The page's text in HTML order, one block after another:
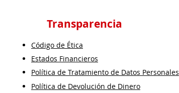
Transparencia
Código de Ética
Estados Financieros
Política de Tratamiento de Datos Personales
Política de Devolución de Dinero